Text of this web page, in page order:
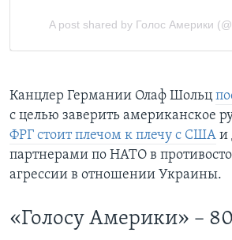
Канцлер Германии Олаф Шольц
с целью заверить американское
ФРГ стоит плечом к плечу с США и
партнерами по НАТО в
агрессии в отношении Украины.
«Голосу Америки» –